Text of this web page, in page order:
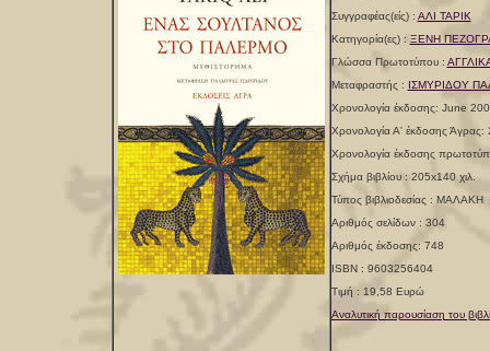
Συγγραφέας(είς) : ΑΛΙ ΤΑΡΙΚ
Κατηγορία(ες) : ΞΕΝΗ
Γλώσσα Πρωτοτύπου :
Μεταφραστής : ΙΣΜΥΡΙΔΟΥ
Χρονολογία έκδοσης: June
Χρονολογία Α' έκδοσης Άγρας:
Χρονολογία έκδοσης
Σχήμα βιβλίου : 205x140 χιλ.
Τύπος βιβλιοδεσίας : ΜΑΛΑΚΗ
Αριθμός σελίδων : 304
Αριθμός έκδοσης: 748
ISBN : 9603256404
Τιμή : 19,58 Ευρώ
Αναλυτική παρουσίαση του